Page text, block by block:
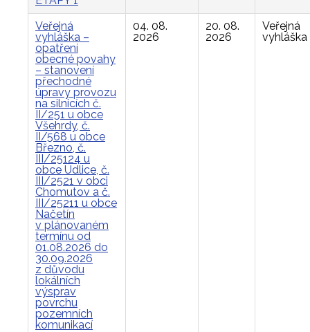
Veřejná
vyhláška –
opatření
obecné povahy
– stanovení
přechodné
úpravy provozu
na silnicích č.
II/251 u obce
Všehrdy, č.
II/568 u obce
Březno, č.
III/25124 u
obce Údlice, č.
III/2521 v obci
Chomutov a č.
III/25211 u obce
Načetín
v plánovaném
termínu od
01.08.2026 do
30.09.2026
z důvodu
lokálních
výsprav
povrchu
pozemních
komunikací
04. 08.
2026
20. 08.
2026
Veřejná
vyhláška